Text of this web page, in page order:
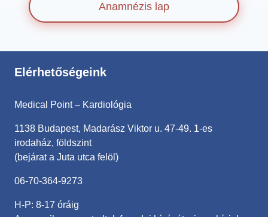
Anamnézis lap
Elérhetőségeink
Medical Point – Kardiológia
1138 Budapest, Madarász Viktor u. 47-49. 1-es
irodaház, földszint
(bejárat a Juta utca felöl)
06-70-364-9273
H-P: 8-17 óráig